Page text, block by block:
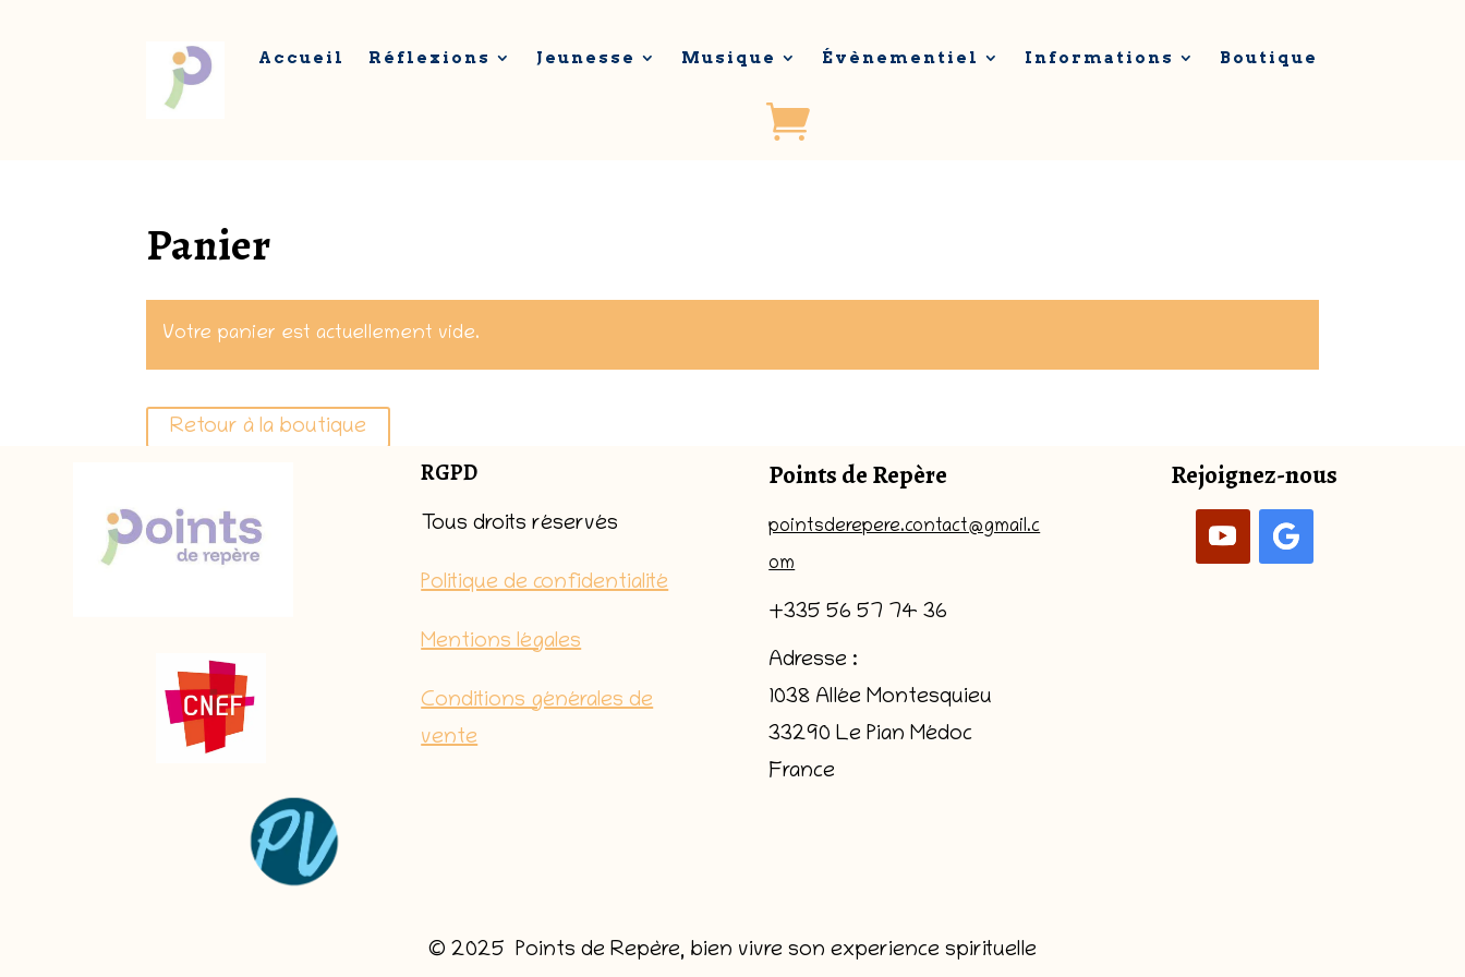
Accueil Réflexions Jeunesse Musique Évènementiel Informations Boutique
Panier
Votre panier est actuellement vide.
Retour à la boutique
RGPD
Tous droits réservés
Politique de confidentialité
Mentions légales
Conditions générales de
vente
Points de Repère
pointsderepere.contact@gmail.c
om
+335 56 57 74 36
Adresse :
1038 Allée Montesquieu
33290 Le Pian Médoc
France
Rejoignez-nous
© 2025 Points de Repère, bien vivre son experience spirituelle